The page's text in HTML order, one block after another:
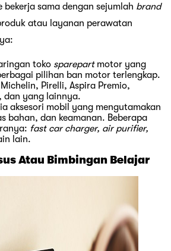
bekerja sama dengan sejumlah brand
atau layanan perawatan
toko sparepartmotor yang
pilihan ban motor terlengkap.
Pirelli, Aspira Premio,
dan yang lainnya.
aksesori mobil yang mengutamakan
bahan, dan keamanan. Beberapa
fast car charger, air purifier,
lain.
Atau Bimbingan Belajar